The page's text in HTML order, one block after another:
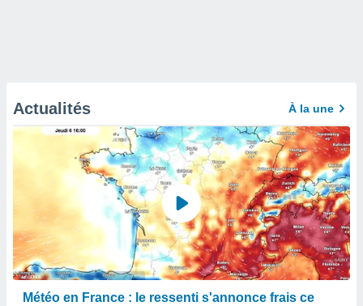
Actualités À la une
Météo en France : le ressenti s'annonce frais ce